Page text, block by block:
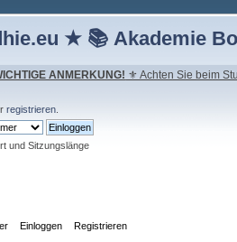
★ 📚 Akademie
ANMERKUNG! ⚜ Achten Sie beim
registrieren.
und Sitzungslänge
Einloggen Registrieren